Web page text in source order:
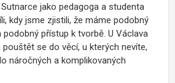
jako pedagoga a studenta
kdy jsme zjistili, že máme podobný
přístup k tvorbě. U Václava
se do věcí, u kterých nevíte,
náročných a komplikovaných